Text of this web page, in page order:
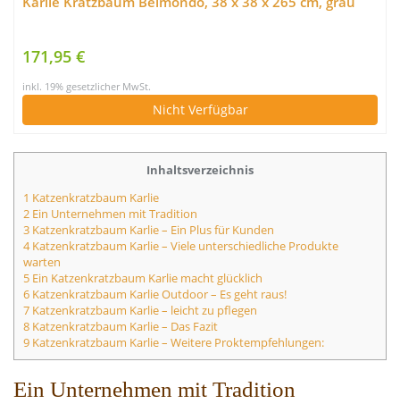
171,95 €
inkl. 19% gesetzlicher MwSt.
Nicht Verfügbar
Inhaltsverzeichnis
1 Katzenkratzbaum Karlie
2 Ein Unternehmen mit Tradition
3 Katzenkratzbaum Karlie – Ein Plus für Kunden
4 Katzenkratzbaum Karlie – Viele unterschiedliche Produkte
warten
5 Ein Katzenkratzbaum Karlie macht glücklich
6 Katzenkratzbaum Karlie Outdoor – Es geht raus!
7 Katzenkratzbaum Karlie – leicht zu pflegen
8 Katzenkratzbaum Karlie – Das Fazit
9 Katzenkratzbaum Karlie – Weitere Proktempfehlungen:
Ein Unternehmen mit Tradition